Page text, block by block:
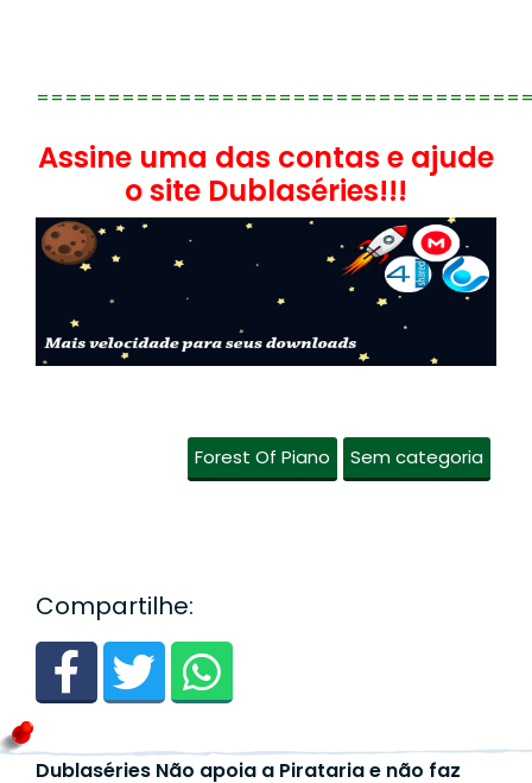
Assine uma das contas e ajude
o site Dublaséries!!!
Forest Of Piano Sem categoria
Compartilhe:
Dublaséries Não apoia a Pirataria e não faz